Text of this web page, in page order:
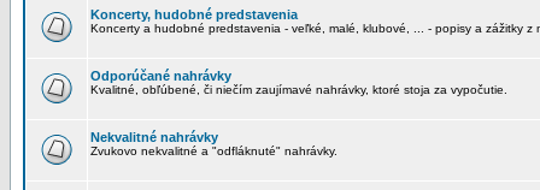
Koncerty, hudobné predstavenia
Koncerty a hudobné predstavenia - veľké, malé, klubové, ... - popisy a zážitky z
Odporúčané nahrávky
Kvalitné, obľúbené, či niečím zaujímavé nahrávky, ktoré stoja za vypočutie.
Nekvalitné nahrávky
Zvukovo nekvalitné a "odfláknuté" nahrávky.